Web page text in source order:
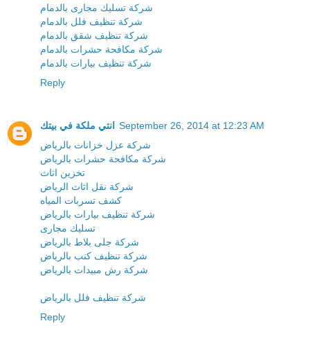
شركة تسليك مجارى بالدمام
شركة تنظيف فلل بالدمام
شركة تنظيف شقق بالدمام
شركة مكافحة حشرات بالدمام
شركة تنظيف بيارات بالدمام
Reply
انتي ملكة في بيتك
September 26, 2014 at 12:23 AM
شركة عزل خزانات بالرياض
شركة مكافحة حشرات بالرياض
تخزين اثاث
شركة نقل اثاث الرياض
كشف تسربات المياه
شركة تنظيف بيارات بالرياض
تسليك مجارى
شركة جلى بلاط بالرياض
شركة تنظيف كنب بالرياض
شركة رش مبيدات بالرياض
شركة تنظيف فلل بالرياض
Reply